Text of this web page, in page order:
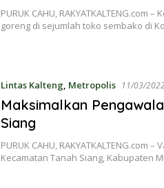
PURUK CAHU,
goreng di sejumlah toko sembako di
Lintas Kalteng, Metropolis 11/03/
Maksimalkan
Siang
PURUK CAHU, RAKYATKALTENG.com
Kecamatan Tanah Siang, Kabupaten